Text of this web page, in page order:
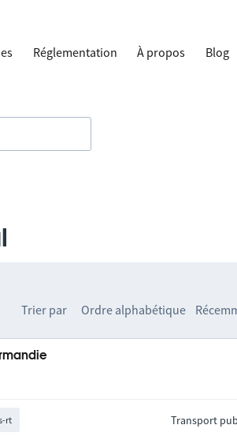
Réglementation À propos Blog
Trier par Ordre alphabétique
rt Transport